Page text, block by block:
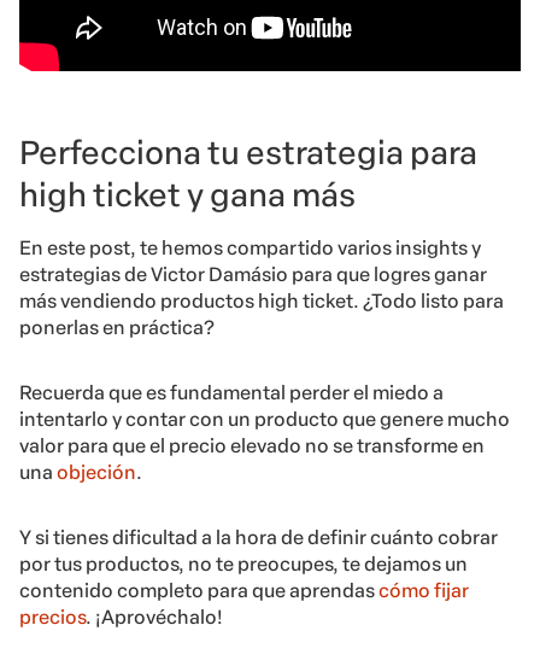
Perfecciona tu estrategia para
high ticket y gana más
En este post, te hemos compartido varios insights y
estrategias de Victor Damásio para que logres ganar
más vendiendo productos high ticket. ¿Todo listo para
ponerlas en práctica?
Recuerda que es fundamental perder el miedo a
intentarlo y contar con un producto que genere mucho
valor para que el precio elevado no se transforme en
una objeción.
Y si tienes dificultad a la hora de definir cuánto cobrar
por tus productos, no te preocupes, te dejamos un
contenido completo para que aprendascómo fijar
precios. ¡Aprovéchalo!